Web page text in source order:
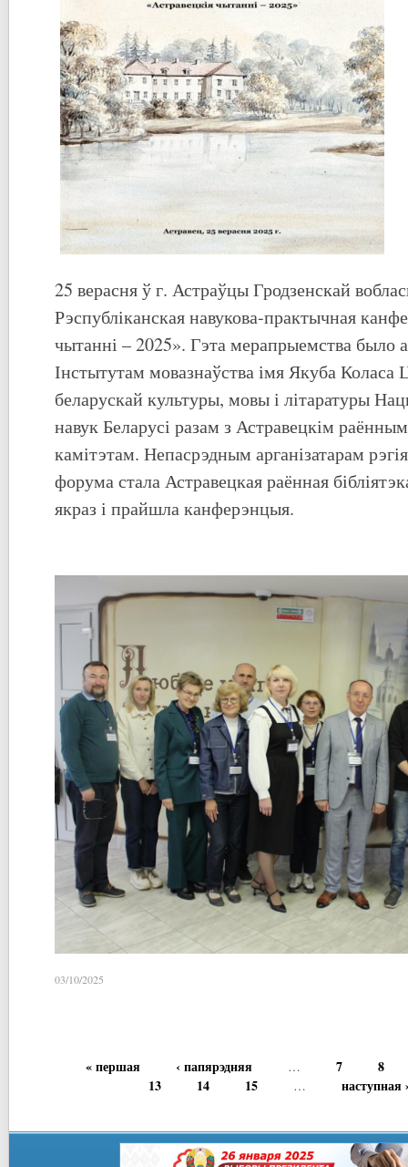
25 верасня ў г. Астраўцы Гродзенскай
Рэспубліканская навукова-практычная
чытанні – 2025». Гэта мерапрыемства было
Інстытутам мовазнаўства імя Якуба Коласа
беларускай культуры, мовы і літаратуры
навук Беларусі разам з Астравецкім
камітэтам. Непасрэдным арганізатарам
форума стала Астравецкая раённая
якраз і прайшла канферэнцыя.
03/10/2025
« першая ‹ папярэдняя … 7
8
13
14 15 … наступная